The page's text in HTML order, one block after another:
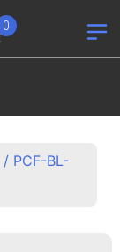
0
/ PCF-BL-